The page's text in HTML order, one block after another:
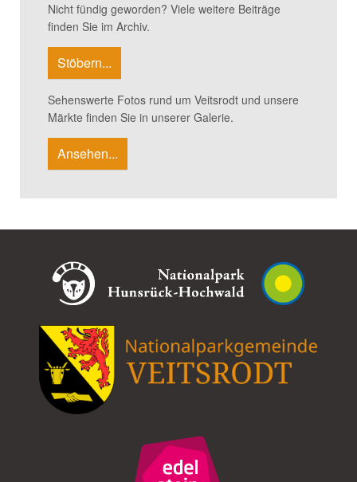
Nicht fündig geworden? Viele weitere Beiträge
finden Sie im Archiv.
Stöbern...
Sehenswerte Fotos rund um Veitsrodt und unsere
Märkte finden Sie in unserer Galerie.
Ansehen...